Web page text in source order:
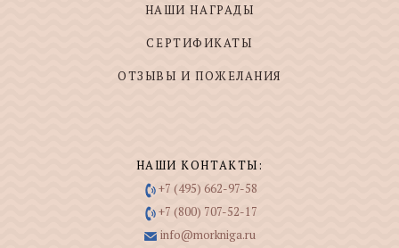
НАШИ НАГРАДЫ
СЕРТИФИКАТЫ
ОТЗЫВЫ И ПОЖЕЛАНИЯ
НАШИ КОНТАКТЫ:
+7 (495) 662-97-58
+7 (800) 707-52-17
info@morkniga.ru